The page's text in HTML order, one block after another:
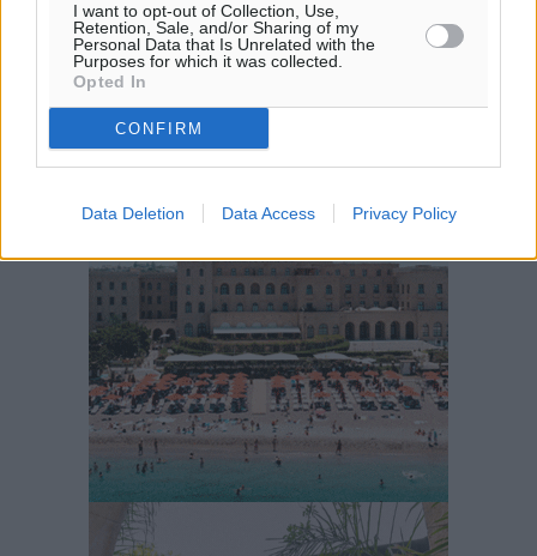
I want to opt-out of Collection, Use,
Retention, Sale, and/or Sharing of my
Personal Data that Is Unrelated with the
Purposes for which it was collected.
Opted In
CONFIRM
Data Deletion Data Access Privacy Policy
°